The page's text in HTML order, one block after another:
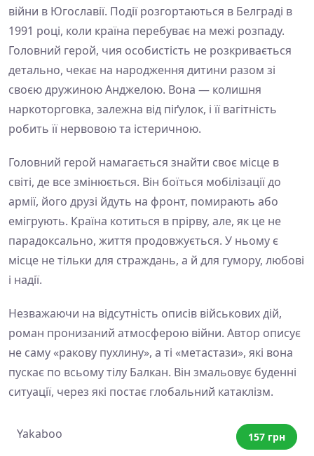
війни в Югославії. Події розгортаються в Белграді в
1991 році, коли країна перебуває на межі розпаду.
Головний герой, чия особистість не розкривається
детально, чекає на народження дитини разом зі
своєю дружиною Анджелою. Вона — колишня
наркоторговка, залежна від піґулок, і її вагітність
робить її нервовою та істеричною.
Головний герой намагається знайти своє місце в
світі, де все змінюється. Він боїться мобілізації до
армії, його друзі йдуть на фронт, помирають або
емігрують. Країна котиться в прірву, але, як це не
парадоксально, життя продовжується. У ньому є
місце не тільки для страждань, а й для гумору, любові
і надії.
Незважаючи на відсутність описів військових дій,
роман пронизаний атмосферою війни. Автор описує
не саму «ракову пухлину», а ті «метастази», які вона
пускає по всьому тілу Балкан. Він змальовує буденні
ситуації, через які постає глобальний катаклізм.
Yakaboo 157 грн